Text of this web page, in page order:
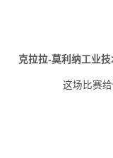
克拉拉-莫利纳工业
这场比赛